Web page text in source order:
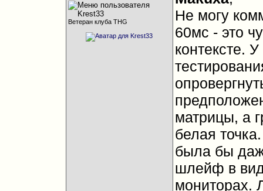
Ветеран клуба THG
Не могу
60мс - это
контексте.
матрицы, а
белая
была бы
шлейф в
мониторах.